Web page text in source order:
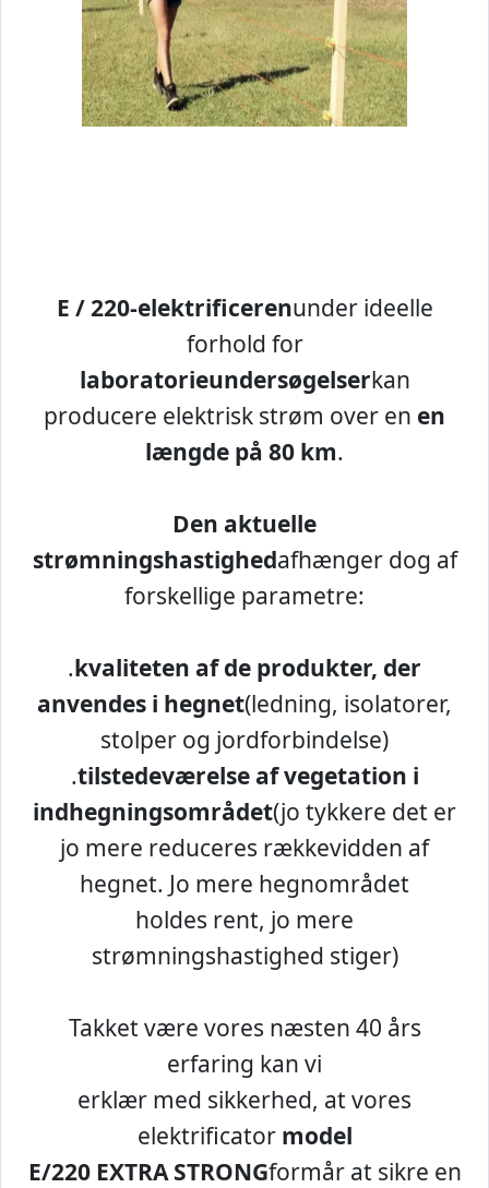
E / 220-elektrificerenunder ideelle
forhold for
laboratorieundersøgelserkan
producere elektrisk strøm over en en
længde på 80 km.
Den aktuelle
strømningshastighedafhænger dog af
forskellige parametre:
.kvaliteten af de produkter, der
anvendes i hegnet(ledning, isolatorer,
stolper og jordforbindelse)
.tilstedeværelse af vegetation i
indhegningsområdet(jo tykkere det er
jo mere reduceres rækkevidden af
hegnet. Jo mere hegnområdet
holdes rent, jo mere
strømningshastighed stiger)
Takket være vores næsten 40 års
erfaring kan vi
erklær med sikkerhed, at vores
elektrificator model
E/220 EXTRA STRONGformår at sikre en